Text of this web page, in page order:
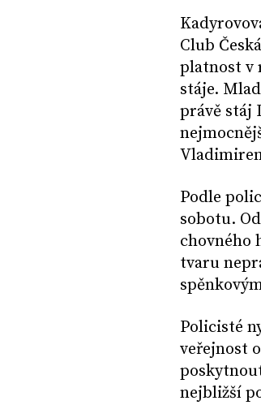
Club
platnost v
stáje.
právě stáj
Podle
sobotu.
chovného
tvaru
Policisté
veřejnost
nejbližší